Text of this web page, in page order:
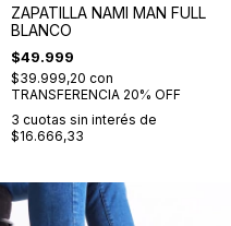
ZAPATILLA NAMI MAN FULL
BLANCO
$49.999
$39.999,20 con
TRANSFERENCIA 20% OFF
3 cuotas sin interés de
$16.666,33